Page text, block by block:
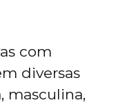
com
diversas
masculina,